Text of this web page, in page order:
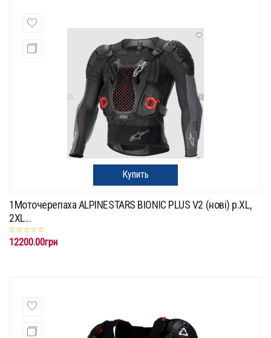
Купить
1Моточерепаха ALPINESTARS BIONIC PLUS V2 (нові) p.XL,
2XL...
12200.00грн